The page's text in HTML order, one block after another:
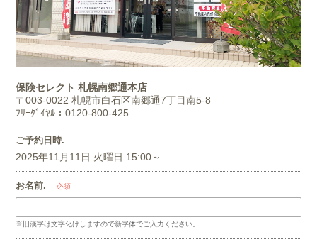
保険セレクト 札幌南郷通本店
〒003-0022札幌市白石区南郷通7丁目南5-8
ﾌﾘｰﾀﾞｲﾔﾙ：0120-800-425
ご予約日時.
2025年11月11日 火曜日 15:00～
お名前. 必須
※旧漢字は文字化けしますので新字体でご入力ください。